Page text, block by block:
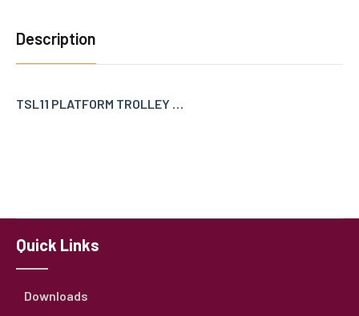
Description
TSL11 PLATFORM TROLLEY …
Quick Links
Downloads